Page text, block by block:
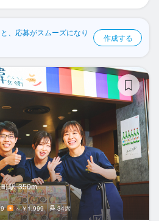
、応募がスムーズになり
作成する
駅 350m
～￥1,999 34席